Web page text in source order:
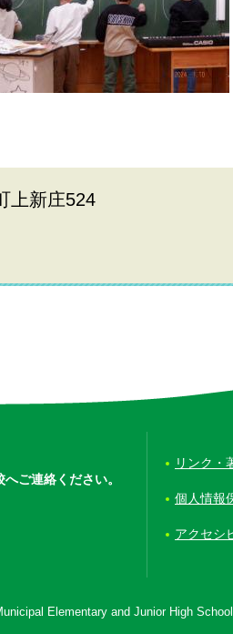
上新庄524
へご連絡ください。
リンク・
個人情報
アクセシ
Elementary and Junior High